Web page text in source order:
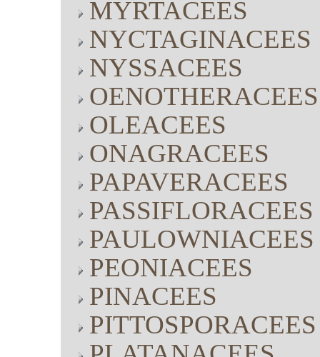
MYRTACEES
NYCTAGINACEES
NYSSACEES
OENOTHERACEES
OLEACEES
ONAGRACEES
PAPAVERACEES
PASSIFLORACEES
PAULOWNIACEES
PEONIACEES
PINACEES
PITTOSPORACEES